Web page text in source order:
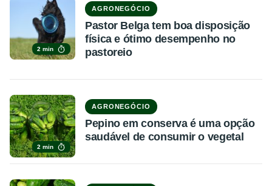
2 min
AGRONEGÓCIO
Pastor Belga tem boa disposição
física e ótimo desempenho no
pastoreio
2 min
AGRONEGÓCIO
Pepino em conserva é uma opção
saudável de consumir o vegetal